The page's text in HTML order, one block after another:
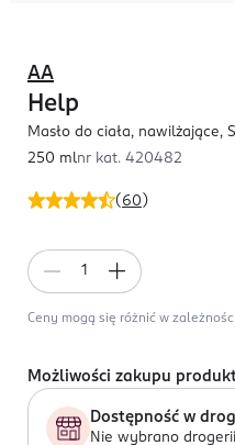
( 60 )
AA
Help
Masło do ciała, nawilżające,
250 mlnr kat. 420482
Ceny mogą się różnić w
Możliwości zakupu
Dostępność w
Nie wybrano drogerii